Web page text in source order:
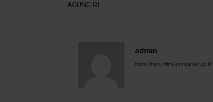
AGUNG RI
admin
https://baru.dilmil-pontianak.go.id